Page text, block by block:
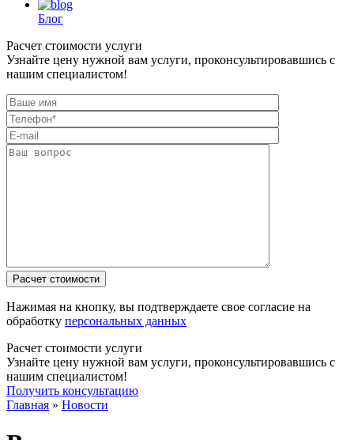
Блог
Расчет стоимости услуги
Узнайте цену нужной вам услуги, проконсультировавшись с
нашим специалистом!
Нажимая на кнопку, вы подтверждаете свое согласие на
обработку персональных данных
Расчет стоимости услуги
Узнайте цену нужной вам услуги, проконсультировавшись с
нашим специалистом!
Получить консультацию
Главная » Новости